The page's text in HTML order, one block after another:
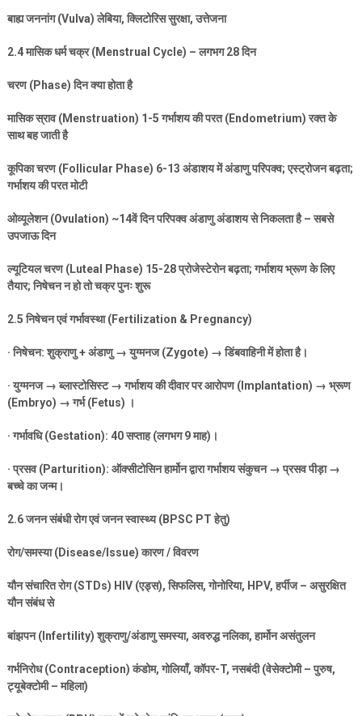
बाह्य जननांग (Vulva)लेबिया,क्लिटोरिस सुरक्षा,उत्तेजना
2.4मासिक धर्म चक्र (Menstrual Cycle) –लगभग28दिन
चरण (Phase)दिन क्या होता है
मासिक स्राव (Menstruation) 1-5गर्भाशय की परत (Endometrium)रक्त के
साथ बह जाती है
कूपिका चरण (Follicular Phase) 6-13 अंडाशय में अंडाणु परिपक्व;एस्ट्रोजन बढ़ता;
गर्भाशय की परत मोटी
ओव्यूलेशन (Ovulation) ~14वें दिन परिपक्व अंडाणु अंडाशय से निकलता है – सबसे
उपजाऊ दिन
ल्यूटियल चरण (Luteal Phase) 15-28प्रोजेस्टेरोन बढ़ता;गर्भाशय भ्रूण के लिए
तैयार;निषेचन न हो तो चक्र पुनः शुरू
2.5निषेचन एवं गर्भावस्था (Fertilization & Pregnancy)
·निषेचन: शुक्राणु + अंडाणु→युग्मनज (Zygote) →डिंबवाहिनी में होता है।
·युग्मनज→ब्लास्टोसिस्ट→गर्भाशय की दीवार पर आरोपण (Implantation) → भ्रूण
(Embryo) →गर्भ (Fetus) ।
·गर्भावधि (Gestation): 40सप्ताह (लगभग9माह)।
·प्रसव (Parturition): ऑक्सीटोसिन हार्मोन द्वारा गर्भाशय संकुचन→प्रसव पीड़ा→
बच्चे का जन्म।
2.6जनन संबंधी रोग एवं जनन स्वास्थ्य (BPSC PTहेतु)
रोग/समस्या (Disease/Issue)कारण / विवरण
यौन संचारित रोग (STDs) HIV (एड्स),सिफलिस,गोनोरिया, HPV,हर्पीज – असुरक्षित
यौन संबंध से
बांझपन (Infertility)शुक्राणु/अंडाणु समस्या, अवरुद्ध नलिका,हार्मोन असंतुलन
गर्भनिरोध (Contraception)कंडोम,गोलियाँ,कॉपर-T,नसबंदी (वेसेक्टोमी – पुरुष,
ट्यूबेक्टोमी – महिला)